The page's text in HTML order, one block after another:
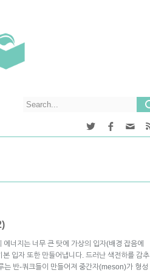
너지는 너무 큰 탓에 가상의 입자(배경 잡음에
입자 또한 만들어냅니다. 드러난 색전하를 감추
는 반-쿼크들이 만들어져 중간자(meson)가 형성